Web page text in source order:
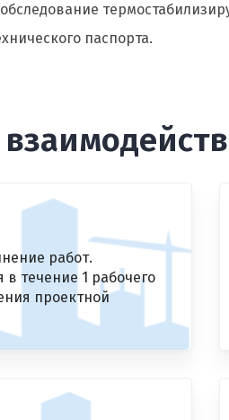
паспорта.
работ.
в течение 1 рабочего
проектной